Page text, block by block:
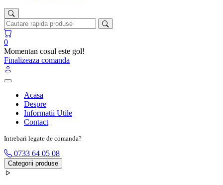
0
Momentan cosul este gol!
Finalizeaza comanda
Acasa
Despre
Informatii Utile
Contact
Intrebari legate de comanda?
0733 64 05 08
Categorii produse